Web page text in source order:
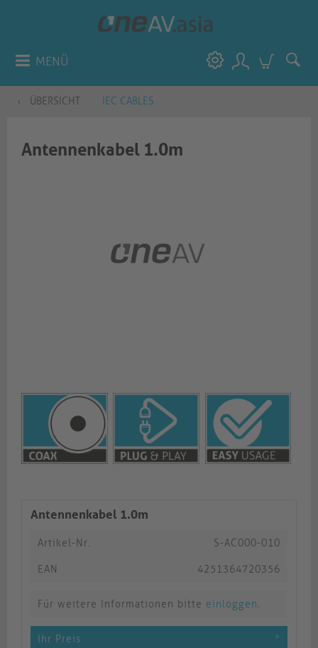
MENÜ
ÜBERSICHT IEC CABLES
Antennenkabel 1.0m
Antennenkabel 1.0m
Artikel-Nr. S-AC000-010
EAN 4251364720356
Für weitere Informationen bitte einloggen.
Ihr Preis *